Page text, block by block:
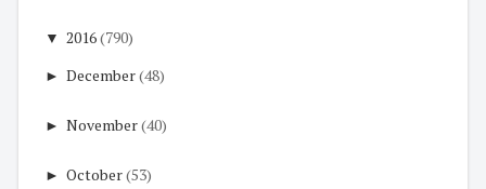
▼ 2016(790)
► December(48)
► November(40)
► October(53)